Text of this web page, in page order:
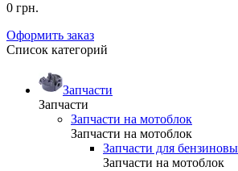
0 грн.
Оформить заказ
Список категорий
Запчасти
Запчасти
Запчасти на мотоблок
Запчасти на мотоблок
Запчасти для
Запчасти на мотоблок